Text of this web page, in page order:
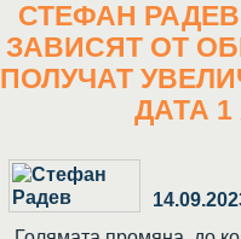
СТЕФАН
ЗАВИСЯТ ОТ
ПОЛУЧАТ
ДАТА 1